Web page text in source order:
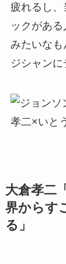
疲れるし、
ックがあ
みたいな
ジシャンに
大倉孝二
界からす
る」